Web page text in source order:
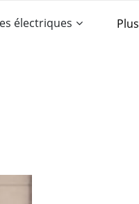
électriques Plus